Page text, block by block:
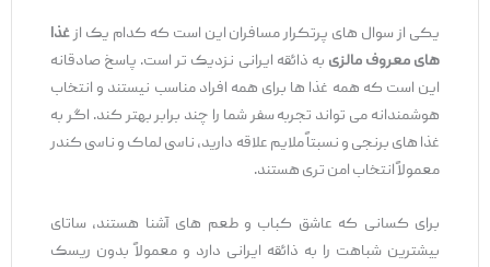
یکی از سوال‌ های پرتکرار مسافران این است که کدام‌ یک از غذا
های معروف مالزیبه ذائقه ایرانی نزدیک ‌تر است. پاسخ صادقانه
این است که همه غذا ها برای همه افراد مناسب نیستند و انتخاب
هوشمندانه می ‌تواند تجربه سفر شما را چند برابر بهتر کند. اگر به
غذا های برنجی و نسبتاً ملایم علاقه دارید، ناسی لماک و ناسی کندر
معمولاً انتخاب امن ‌تری هستند.
برای کسانی که عاشق کباب و طعم‌ های آشنا هستند، ساتای
بیشترین شباهت را به ذائقه ایرانی دارد و معمولاً بدون ریسک